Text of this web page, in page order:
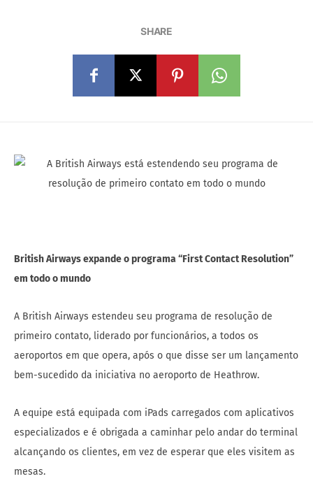
SHARE
British Airways expande o programa “First Contact Resolution”
em todo o mundo
A British Airways estendeu seu programa de resolução de
primeiro contato, liderado por funcionários, a todos os
aeroportos em que opera, após o que disse ser um lançamento
bem-sucedido da iniciativa no aeroporto de Heathrow.
A equipe está equipada com iPads carregados com aplicativos
especializados e é obrigada a caminhar pelo andar do terminal
alcançando os clientes, em vez de esperar que eles visitem as
mesas.